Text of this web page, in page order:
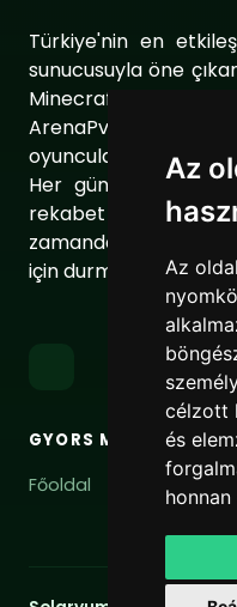
Az
Az
célzott
és
Türkiye'nin en
sunucusuyla öne
Minecraft
ArenaPvP gibi
oyuncularımıza
Her gün
rekabet dolu ve
zamanda
için durmaksızın
GYORS MENÜ
Főoldal